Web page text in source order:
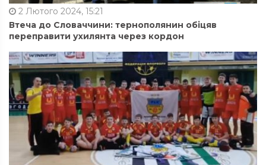
2 Лютого 2024, 15:21
Втеча до Словаччини: тернополянин обіцяв
переправити ухилянта через кордон